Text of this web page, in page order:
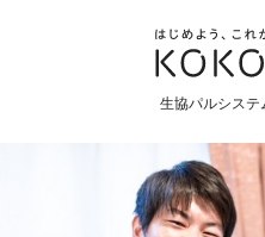
生協パルシステ
産直 食育